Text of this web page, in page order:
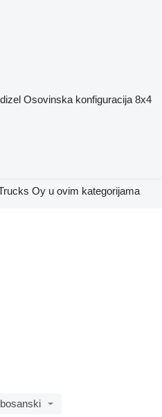
dizel Osovinska konfiguracija 8x4
Oy u ovim kategorijama